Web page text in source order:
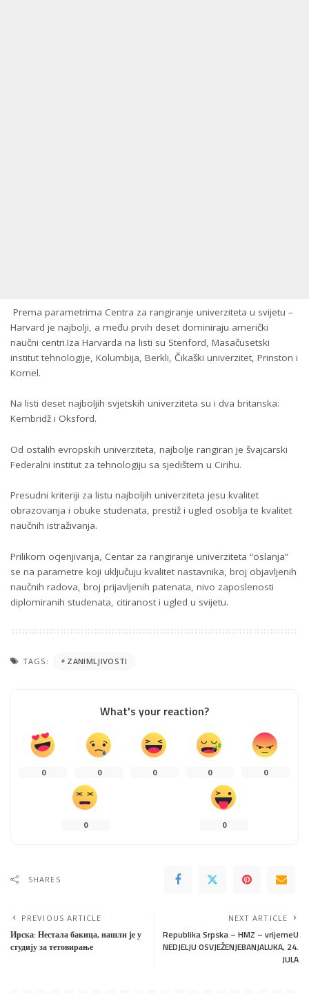
Prema parametrima Centra za rangiranje univerziteta u svijetu –
Harvard je najbolji, a među prvih deset dominiraju američki
naučni centri.Iza Harvarda na listi su Stenford, Masačusetski
institut tehnologije, Kolumbija, Berkli, Čikaški univerzitet, Prinston i
Kornel.
Na listi deset najboljih svjetskih univerziteta su i dva britanska:
Kembridž i Oksford.
Od ostalih evropskih univerziteta, najbolje rangiran je švajcarski
Federalni institut za tehnologiju sa sjedištem u Cirihu.
Presudni kriteriji za listu najboljih univerziteta jesu kvalitet
obrazovanja i obuke studenata, prestiž i ugled osoblja te kvalitet
naučnih istraživanja.
Prilikom ocjenjivanja, Centar za rangiranje univerziteta “oslanja”
se na parametre koji uključuju kvalitet nastavnika, broj objavljenih
naučnih radova, broj prijavljenih patenata, nivo zaposlenosti
diplomiranih studenata, citiranost i ugled u svijetu.
TAGS: ZANIMLJIVOSTI
What's your reaction?
0 0 0 0 0
0 0
SHARES
PREVIOUS ARTICLE
Ирска: Нестала бакица, нашли је у
студију за тетовирање
NEXT ARTICLE
Republika Srpska – HMZ – vrijemeU
NEDJELJU OSVJEŽENJEBANJALUKA, 24.
JULA